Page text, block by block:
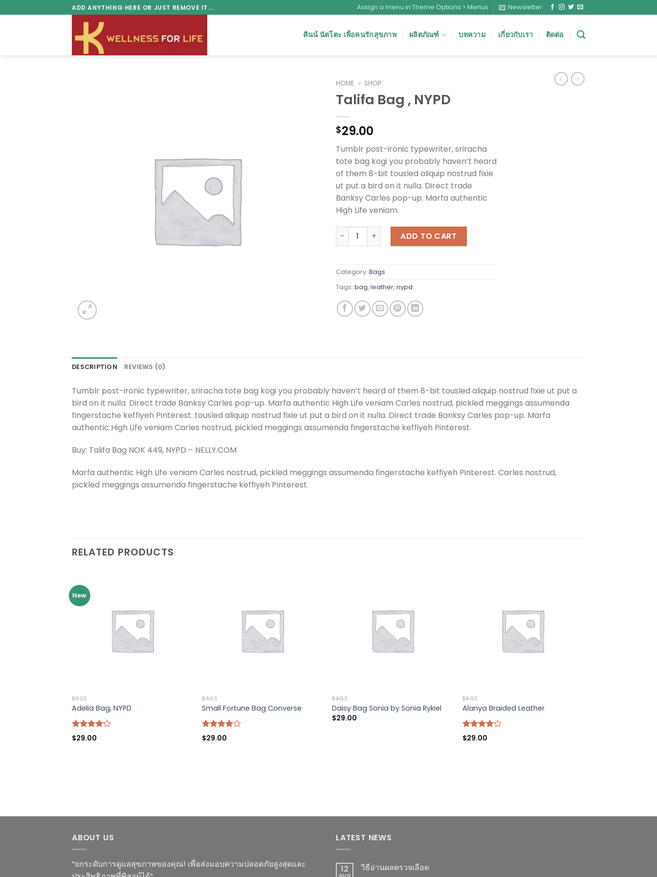
to
ADD ANYTHING HERE OR JUST REMOVE IT... Assign a menu in Theme Options > Menus Newsletter
คินน์ นัตโตะ เพื่อคนรักสุขภาพ ผลิตภัณฑ์ บทความ เกี่ยวกับเรา ติดต่อ
HOME » SHOP
Talifa Bag , NYPD
$29.00
Tumblr post-ironic typewriter, sriracha
tote bag kogi you probably haven’t heard
of them 8-bit tousled aliquip nostrud fixie
ut put a bird on it nulla. Direct trade
Banksy Carles pop-up. Marfa authentic
High Life veniam.
Talifa Bag , NYPD quantity
ADD TO CART
Category: Bags
Tags: bag, leather, nypd
DESCRIPTION REVIEWS (0)
Tumblr post-ironic typewriter, sriracha tote bag kogi you probably haven’t heard of them 8-bit tousled aliquip nostrud fixie ut put a
bird on it nulla. Direct trade Banksy Carles pop-up. Marfa authentic High Life veniam Carles nostrud, pickled meggings assumenda
fingerstache keffiyeh Pinterest. tousled aliquip nostrud fixie ut put a bird on it nulla. Direct trade Banksy Carles pop-up. Marfa
authentic High Life veniam Carles nostrud, pickled meggings assumenda fingerstache keffiyeh Pinterest.
Buy: Talifa Bag NOK 449, NYPD – NELLY.COM
Marfa authentic High Life veniam Carles nostrud, pickled meggings assumenda fingerstache keffiyeh Pinterest. Carles nostrud,
pickled meggings assumenda fingerstache keffiyeh Pinterest.
RELATED PRODUCTS
New
BAGS
Adelia Bag, NYPD
Rated
4.00out
$29.00
BAGS
Small Fortune Bag Converse
Rated
4.00out
$29.00
BAGS
Daisy Bag Sonia by Sonia Rykiel
$29.00
BAGS
Alanya Braided Leather
Rated
4.00out
$29.00
ABOUT US
“ยกระดับการดูแลสุขภาพของคุณ! เพื่อส่งมอบความปลอดภัยสูงสุดและ
LATEST NEWS
12
Aug
วิธีอ่านผลตรวจเลือด